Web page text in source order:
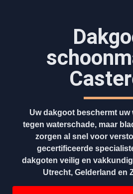
Uw dakgoot beschermt uw
tegen waterschade, maar
zorgen al snel voor
gecertificeerde
dakgoten veilig en
Utrecht, Gelderland en